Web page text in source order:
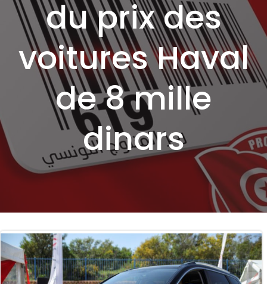
du prix des
voitures Haval
de 8 mille
dinars